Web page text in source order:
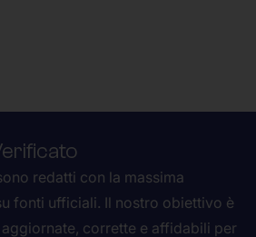
redatti con la massima
fonti ufficiali. Il nostro obiettivo è
corrette e affidabili per